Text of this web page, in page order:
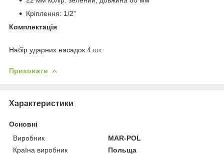
Кріплення: 1/2"
Комплектація
Набір ударних насадок 4 шт.
Приховати
Характеристики
Основні
Виробник
MAR-POL
Країна виробник
Польща